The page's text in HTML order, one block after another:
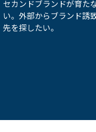
セカンドブランドが育た
い。外部からブランド誘
先を探したい。